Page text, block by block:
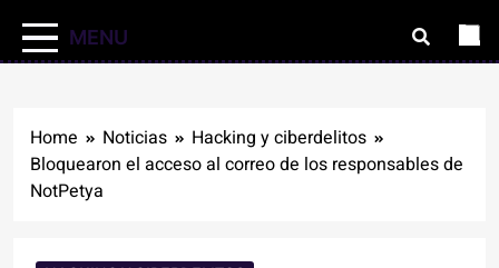
MENU
Home Noticias
Hacking y ciberdelitos
Bloquearon el acceso al correo de los responsables de
NotPetya